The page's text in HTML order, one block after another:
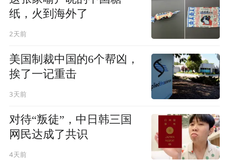
纸，火到海外了
2天前
美国制裁中国的6个帮凶，
挨了一记重击
3天前
对待“叛徒”，中日韩三国
网民达成了共识
4天前